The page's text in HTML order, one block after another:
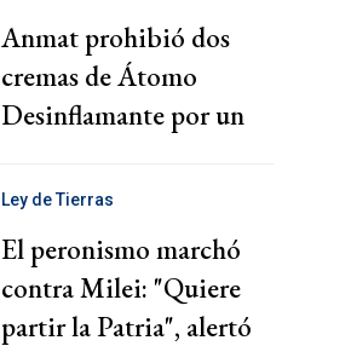
Anmat prohibió dos
cremas de Átomo
Desinflamante por un
Ley de Tierras
El peronismo marchó
contra Milei: "Quiere
partir la Patria", alertó